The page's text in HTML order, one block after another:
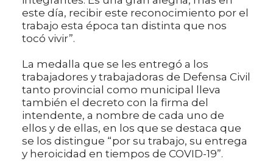
este día, recibir este reconocimiento por el
trabajo esta época tan distinta que nos
tocó vivir”.
La medalla que se les entregó a los
trabajadores y trabajadoras de Defensa Civil
tanto provincial como municipal lleva
también el decreto con la firma del
intendente, a nombre de cada uno de
ellos y de ellas, en los que se destaca que
se los distingue “por su trabajo, su entrega
y heroicidad en tiempos de COVID-19”.